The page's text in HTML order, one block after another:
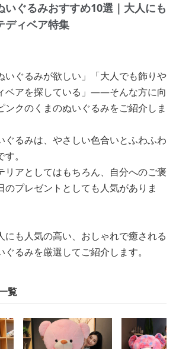
いぐるみおすすめ10選｜大人にも
ディベア特集
いぐるみが欲しい」「大人でも飾りや
ベアを探している」——そんな方に向
ンクのくまのぬいぐるみをご紹介しま
ぐるみは、やさしい色合いとふわふわ
。
リアとしてはもちろん、自分へのご褒
のプレゼントとしても人気がありま
にも人気の高い、おしゃれで癒される
るみを厳選してご紹介します。
覧